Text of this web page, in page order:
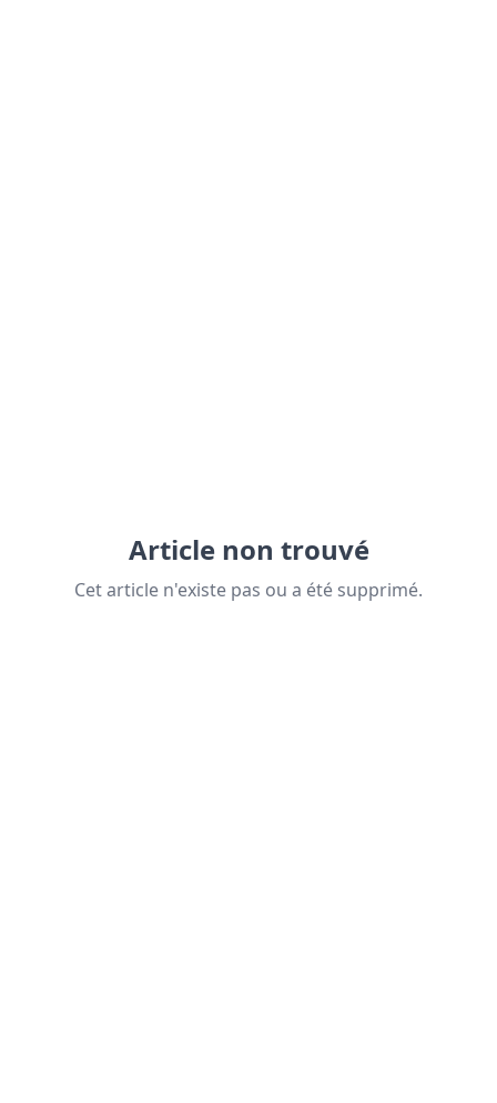
Article non trouvé
Cet article n'existe pas ou a été supprimé.